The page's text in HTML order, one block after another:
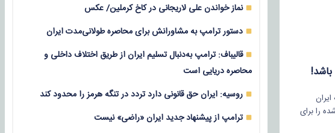
را برای
نماز خواندن علی لاریجانی در کاخ کرملین/ عکس
دستور ترامپ به مشاورانش برای محاصره طولانی‌مدت ایران
قالیباف: ترامپ به‌دنبال تسلیم ایران از طریق اختلاف داخلی و
محاصره دریایی است
روسیه: ایران حق قانونی دارد تردد در تنگه هرمز را محدود کند
ترامپ از پیشنهاد جدید ایران «راضی» نیست